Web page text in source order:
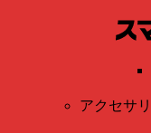
アクセサリ